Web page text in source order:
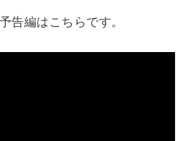
告編はこちらです。